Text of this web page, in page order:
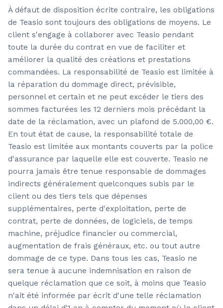
À défaut de disposition écrite contraire, les obligations
de Teasio sont toujours des obligations de moyens. Le
client s'engage à collaborer avec Teasio pendant
toute la durée du contrat en vue de faciliter et
améliorer la qualité des créations et prestations
commandées. La responsabilité de Teasio est limitée à
la réparation du dommage direct, prévisible,
personnel et certain et ne peut excéder le tiers des
sommes facturées les 12 derniers mois précédant la
date de la réclamation, avec un plafond de 5.000,00 €.
En tout état de cause, la responsabilité totale de
Teasio est limitée aux montants couverts par la police
d'assurance par laquelle elle est couverte. Teasio ne
pourra jamais être tenue responsable de dommages
indirects généralement quelconques subis par le
client ou des tiers tels que dépenses
supplémentaires, perte d'exploitation, perte de
contrat, perte de données, de logiciels, de temps
machine, préjudice financier ou commercial,
augmentation de frais généraux, etc. ou tout autre
dommage de ce type. Dans tous les cas, Teasio ne
sera tenue à aucune indemnisation en raison de
quelque réclamation que ce soit, à moins que Teasio
n'ait été informée par écrit d'une telle réclamation